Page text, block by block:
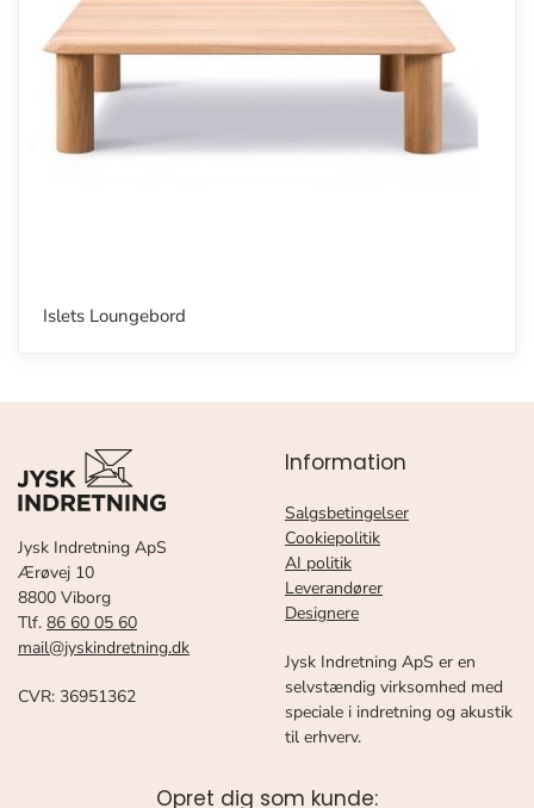
Islets Loungebord
Jysk Indretning ApS
Ærøvej 10
8800 Viborg
Tlf. 86 60 05 60
mail@jyskindretning.dk
CVR: 36951362
Information
Salgsbetingelser
Cookiepolitik
AI politik
Leverandører
Designere
Jysk Indretning ApS er en
selvstændig virksomhed med
speciale i indretning og akustik
til erhverv.
Opret dig som kunde: